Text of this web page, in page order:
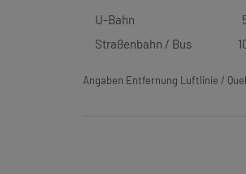
U-Bahn
Straßenbahn / Bus
Angaben Entfernung Luftlinie /